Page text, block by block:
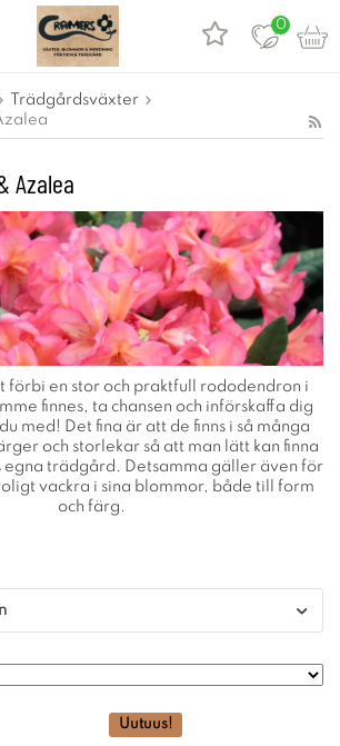
0
Trädgårdsväxter
Azalea
förbi en stor och praktfull rododendron i
finnes, ta chansen och införskaffa dig
med! Det fina är att de finns i så många
och storlekar så att man lätt kan finna
egna trädgård. Detsamma gäller även för
vackra i sina blommor, både till form
och färg.
Uutuus!